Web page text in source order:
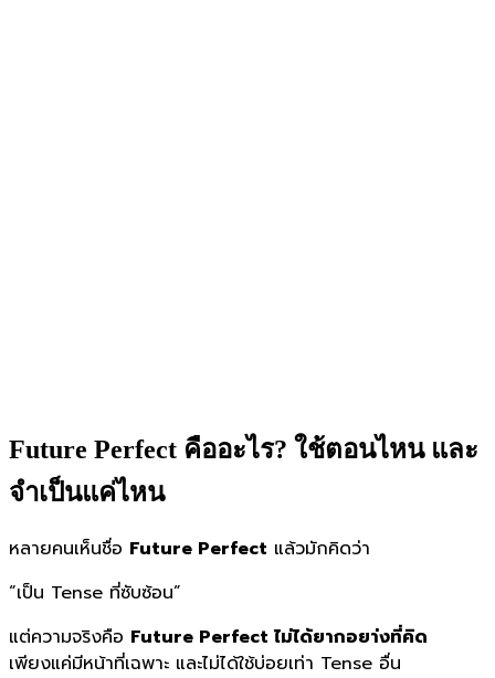
Future Perfect คืออะไร? ใช้ตอนไหน และ
จำเป็นแค่ไหน
หลายคนเห็นชื่อ Future Perfect แล้วมักคิดว่า
“เป็น Tense ที่ซับซ้อน”
แต่ความจริงคือ Future Perfect ไม่ได้ยากอยา่งที่คิด
เพียงแค่มีหน้าที่เฉพาะ และไม่ได้ใช้บ่อยเท่า Tense อื่น